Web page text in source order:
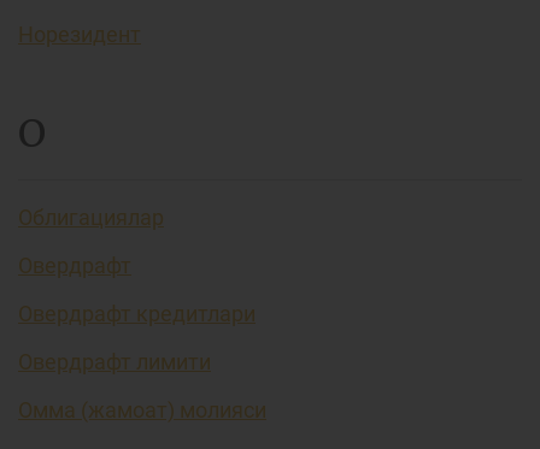
Норезидент
О
Облигациялар
Овердрафт
Овердрафт кредитлари
Овердрафт лимити
Омма (жамоат) молияси